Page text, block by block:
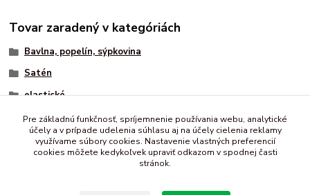
Tovar zaradený v kategóriách
Bavlna, popelín, sýpkovina
Satén
elastické
vzorované
vzorovaný - bavlnený
Pre základnú funkčnosť, spríjemnenie používania webu, analytické
účely a v prípade udelenia súhlasu aj na účely cielenia reklamy
využívame súbory cookies. Nastavenie vlastných preferencií
cookies môžete kedykoľvek upraviť odkazom v spodnej časti
stránok.